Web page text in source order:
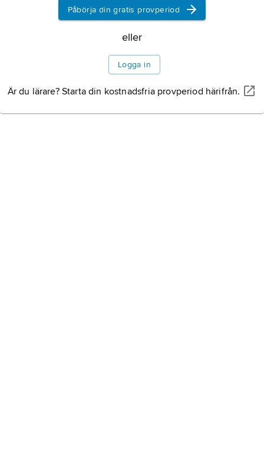
Påbörja din gratis provperiod
eller
Logga in
Är du lärare? Starta din kostnadsfria provperiod härifrån.